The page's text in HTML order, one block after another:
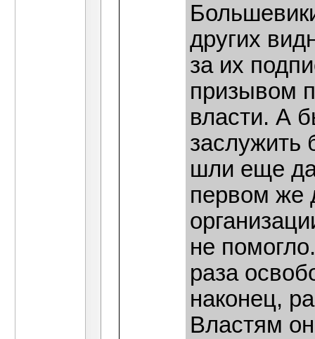
других
за их
призывом
власти. А
заслужить
шли еще
первом же
не
раза
наконец,
Властям